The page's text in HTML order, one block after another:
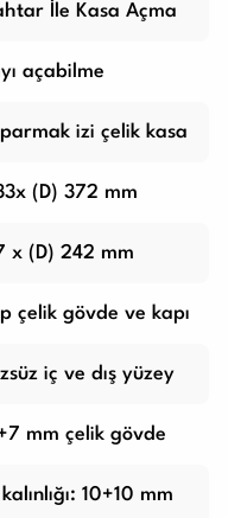
İle Kasa Açma
açabilme
parmak izi çelik kasa
(D) 372 mm
x (D) 242 mm
çelik gövde ve kapı
iç ve dış yüzey
mm çelik gövde
10+10 mm